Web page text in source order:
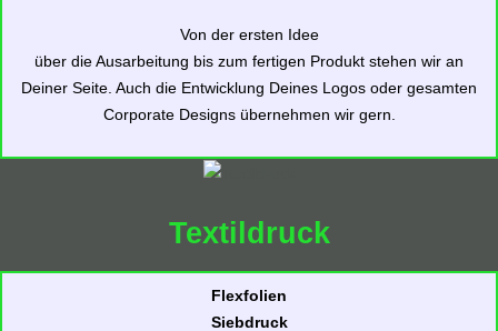
Von der ersten Idee
über die Ausarbeitung bis zum fertigen Produkt stehen wir an
Deiner Seite. Auch die Entwicklung Deines Logos oder gesamten
Corporate Designs übernehmen wir gern.
Textildruck
Flexfolien
Siebdruck